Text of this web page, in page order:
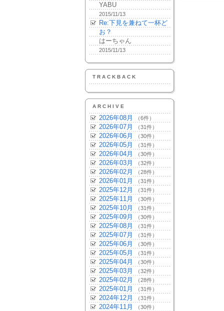
YABU
2015/11/13
Re:下見を兼ねて一杯ど
お？
はーちゃん
2015/11/13
TRACKBACK
ARCHIVE
2026年08月 （6件）
2026年07月 （31件）
2026年06月 （30件）
2026年05月 （31件）
2026年04月 （30件）
2026年03月 （32件）
2026年02月 （28件）
2026年01月 （31件）
2025年12月 （31件）
2025年11月 （30件）
2025年10月 （31件）
2025年09月 （30件）
2025年08月 （31件）
2025年07月 （31件）
2025年06月 （30件）
2025年05月 （31件）
2025年04月 （30件）
2025年03月 （32件）
2025年02月 （28件）
2025年01月 （31件）
2024年12月 （31件）
2024年11月 （30件）